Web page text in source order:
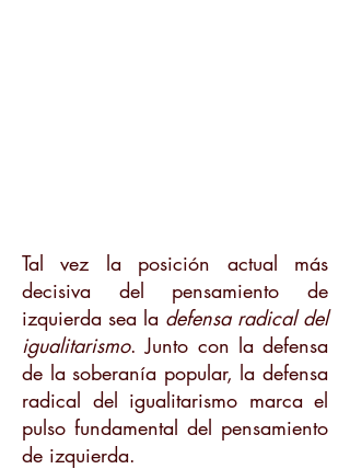
Tal vez la posición actual más
decisiva del pensamiento de
izquierda sea la defensa radical del
igualitarismo. Junto con la defensa
de la soberanía popular, la defensa
radical del igualitarismo marca el
pulso fundamental del pensamiento
de izquierda.